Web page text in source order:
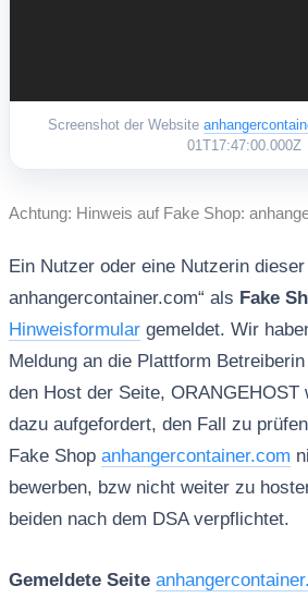
Screenshot der Website
01T17:47:00.000Z
Achtung: Hinweis auf Fake Shop:
Ein Nutzer oder eine Nutzerin
anhangercontainer.com“ als Fake
Hinweisformulargemeldet. Wir
Meldung an die Plattform
den Host der Seite, ORANGEHOST
dazu aufgefordert, den Fall zu
Fake Shop anhangercontainer.com
bewerben, bzw nicht weiter zu
beiden nach dem DSA verpflichtet.
Gemeldete Seite